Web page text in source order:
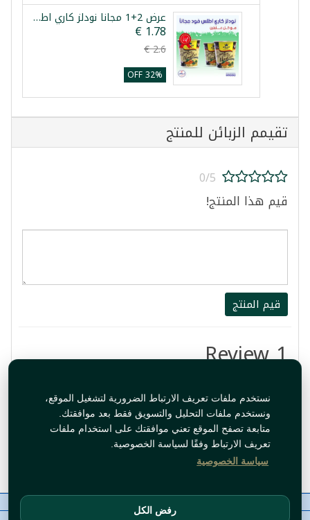
نستخدم ملفات تعريف الارتباط الضرورية لتشغيل الموقع،
ونستخدم ملفات التحليل والتسويق فقط بعد موافقتك.
متابعة تصفح الموقع تعني موافقتك على استخدام ملفات
تعريف الارتباط وفقًا لسياسة الخصوصية.
سياسة الخصوصية
رفض الكل
عرض 2+1 مجانا نودلز كاري اطلس فود 60غ
32% OFF
تقيمم الزبائن للمنتج
0/5
قيم هذا المنتج!
قيم المنتج
1 Review
جيد
By:Abeer
Jul 19, 2024 2:00:41 PM
معلومات عنا